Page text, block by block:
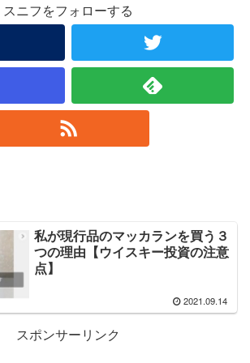
スニフをフォローする
私が現行品のマッカランを買う３
つの理由【ウイスキー投資の注意
点】
2021.09.14
スポンサーリンク